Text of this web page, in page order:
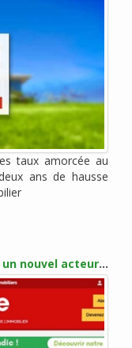
taux amorcée au
ans de hausse
Fédération du Courtage en Crédit : un nouvel acteur pour promouvoir les métiers du courtage